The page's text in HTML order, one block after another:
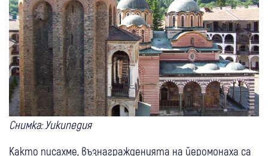
Снимка: Уикипедия
Както писахме, възнагражденията на йеромонаха са